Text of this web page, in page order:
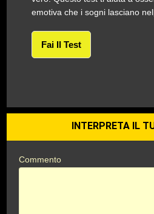
emotiva che i sogni lasciano
Fai Il Test
INTERPRETA IL
Commento